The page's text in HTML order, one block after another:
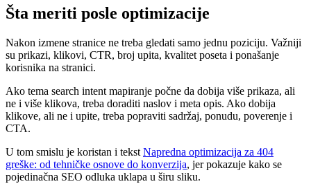
Šta meriti posle optimizacije
Nakon izmene stranice ne treba gledati samo jednu poziciju. Važniji
su prikazi, klikovi, CTR, broj upita, kvalitet poseta i ponašanje
korisnika na stranici.
Ako tema search intent mapiranje počne da dobija više prikaza, ali
ne i više klikova, treba doraditi naslov i meta opis. Ako dobija
klikove, ali ne i upite, treba popraviti sadržaj, ponudu, poverenje i
CTA.
U tom smislu je koristan i tekst Napredna optimizacija za 404
greške: od tehničke osnove do konverzija, jer pokazuje kako se
pojedinačna SEO odluka uklapa u širu sliku.